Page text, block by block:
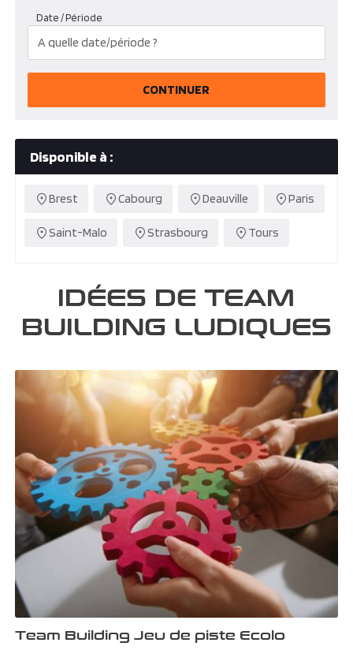
Date / Période
CONTINUER
Disponible à :
Brest Cabourg Deauville Paris
Saint-Malo Strasbourg Tours
IDÉES DE TEAM
BUILDING LUDIQUES
Team Building Jeu de piste Ecolo